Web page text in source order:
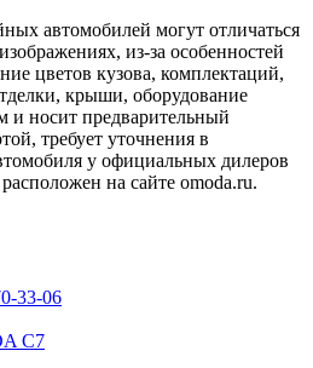
автомобилей могут отличаться
из-за особенностей
цветов кузова, комплектаций,
крыши, оборудование
носит предварительный
требует уточнения в
у официальных дилеров
на сайте omoda.ru.
33-06
C7